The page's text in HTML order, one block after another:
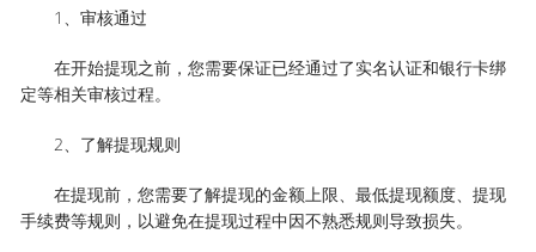
1、审核通过
在开始提现之前，您需要保证已经通过了实名认证和银行卡绑
定等相关审核过程。
2、了解提现规则
在提现前，您需要了解提现的金额上限、最低提现额度、提现
手续费等规则，以避免在提现过程中因不熟悉规则导致损失。